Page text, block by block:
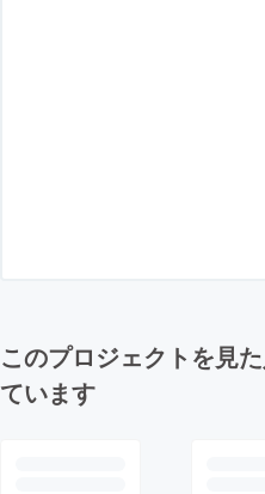
このプロジェクトを見
ています